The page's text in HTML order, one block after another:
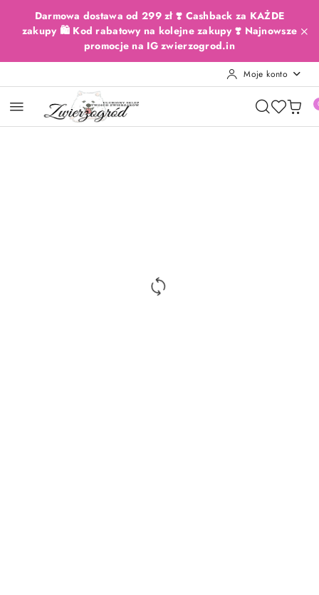
Przejdź do treści głównej
Przejdź do wyszukiwarki
Przejdź do moje konto
Przejdź do menu głównego
Przejdź do opisu produktu
Przejdź do stopki
Darmowa dostawa od 299 zł ❣️ Cashback za KAŻDE
zakupy 🛍️ Kod rabatowy na kolejne zakupy ❣️ Najnowsze
promocje na IG zwierzogrod.in
Moje konto